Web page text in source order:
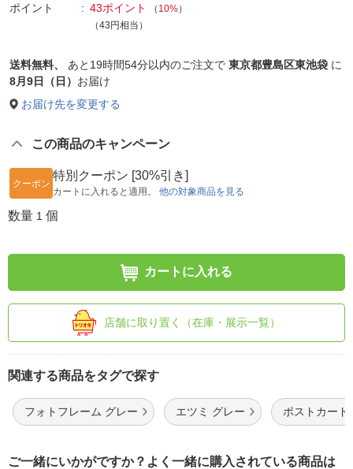
ポイント 43ポイント （ 10%）
（43円相当）
送料無料、 あと 19時間54分以内のご注文で 東京都豊島区東池袋 に
8月9日（日） お届け
お届け先を変更する
この商品のキャンペーン
クーポン
特別クーポン [30%引き]
カートに入れると適用。 他の対象商品を見る
数量 1 個
カートに入れる
店舗に取り置く（在庫・展示一覧）
関連する商品をタグで探す
フォトフレーム グレー エツミ グレー ポストカード
ご一緒にいかがですか？よく一緒に購入されている商品は